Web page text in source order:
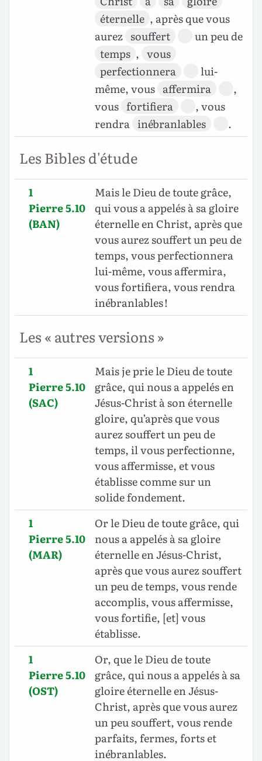
éternelle , après que vous
aurez souffert
un peu de
temps , vous
perfectionnera
lui-
même, vous affermira
,
vous fortifiera
, vous
rendra inébranlables .
Les Bibles d'étude
1
Pierre 5.10
(BAN)
Mais le Dieu de toute grâce,
qui vous a appelés à sa gloire
éternelle en Christ, après que
vous aurez souffert un peu de
temps, vous perfectionnera
lui-même, vous affermira,
vous fortifiera, vous rendra
inébranlables !
Les « autres versions »
1
Pierre 5.10
(SAC)
Mais je prie le Dieu de toute
grâce, qui nous a appelés en
Jésus-Christ à son éternelle
gloire, qu’après que vous
aurez souffert un peu de
temps, il vous perfectionne,
vous affermisse, et vous
établisse comme sur un
solide fondement.
1
Pierre 5.10
(MAR)
Or le Dieu de toute grâce, qui
nous a appelés à sa gloire
éternelle en Jésus-Christ,
après que vous aurez souffert
un peu de temps, vous rende
accomplis, vous affermisse,
vous fortifie, [et] vous
établisse.
1
Pierre 5.10
(OST)
Or, que le Dieu de toute
grâce, qui nous a appelés à sa
gloire éternelle en Jésus-
Christ, après que vous aurez
un peu souffert, vous rende
parfaits, fermes, forts et
inébranlables.